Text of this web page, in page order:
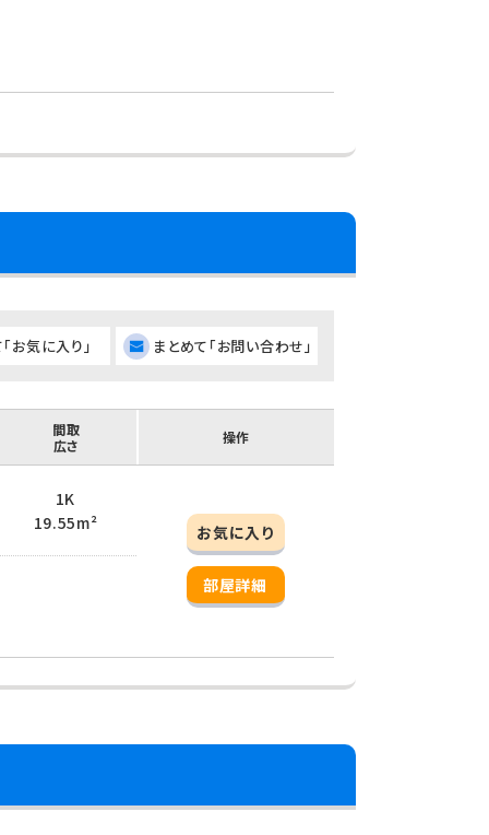
お気に入り」 まとめて「お問い合わせ」
間取
広さ
操作
1K
19.55m²
お気に入り
部屋詳細